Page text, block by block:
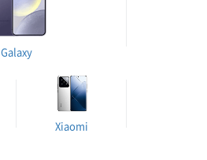
Galaxy
Xiaomi